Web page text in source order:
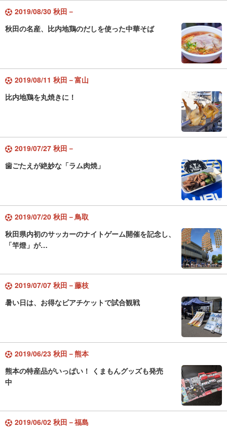
2019/08/30 秋田－
秋田の名産、比内地鶏のだしを使った中華そば
2019/08/11 秋田－富山
比内地鶏を丸焼きに！
2019/07/27 秋田－
歯ごたえが絶妙な「ラム肉焼」
2019/07/20 秋田－鳥取
秋田県内初のサッカーのナイトゲーム開催を記念し、
「竿燈」が…
2019/07/07 秋田－藤枝
暑い日は、お得なビアチケットで試合観戦
2019/06/23 秋田－熊本
熊本の特産品がいっぱい！ くまもんグッズも発売
中
2019/06/02 秋田－福島